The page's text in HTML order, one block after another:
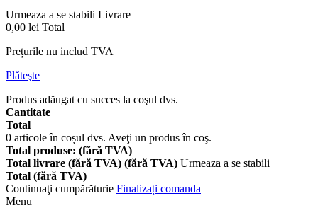
Urmeaza a se stabili Livrare
0,00 lei Total
Prețurile nu includ TVA
Plăteşte
Produs adăugat cu succes la coşul dvs.
Cantitate
Total
0 articole în coșul dvs. Aveţi un produs în coş.
Total produse: (fără TVA)
Total livrare (fără TVA) (fără TVA) Urmeaza a se stabili
Total (fără TVA)
Continuaţi cumpărăturie Finalizați comanda
Menu